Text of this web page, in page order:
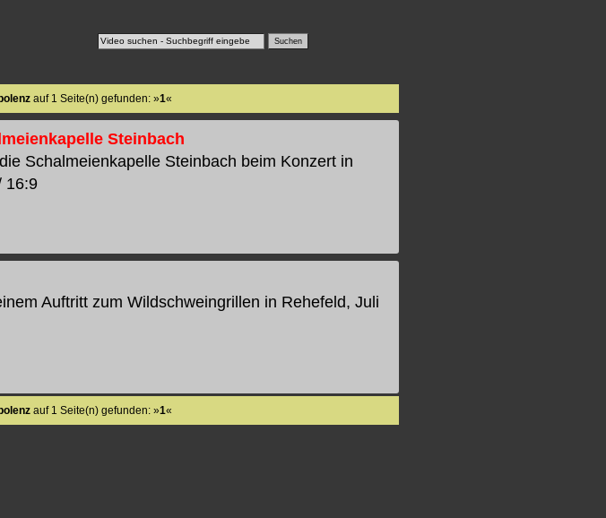
auf 1 Seite(n) gefunden: »1«
Steinbach
Schalmeienkapelle Steinbach beim Konzert in
16:9
Auftritt zum Wildschweingrillen in Rehefeld, Juli
auf 1 Seite(n) gefunden: »1«